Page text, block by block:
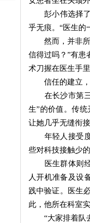
彭小伟选择了
乎无痕。“医生的
然而，并非所
信得过吗？”有
术刀握在医生手
信任的建立，
在长沙市第三
生”的价值。传
让她几乎无缝衔
年轻人接受度
些对科技接触少
医生群体则经
人开机准备及设
践中验证。医生
此，他所在科室
“大家排着队去